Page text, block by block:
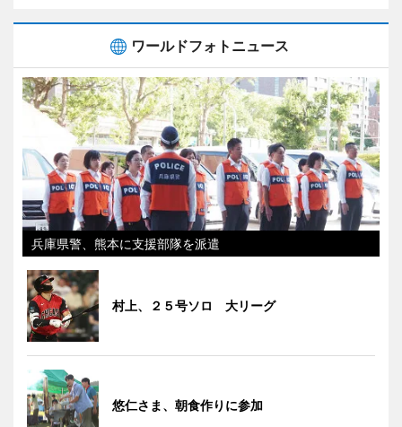
ワールドフォトニュース
兵庫県警、熊本に支援部隊を派遣
村上、２５号ソロ 大リーグ
悠仁さま、朝食作りに参加